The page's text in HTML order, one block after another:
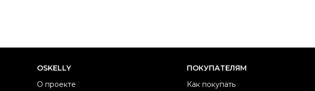
OSKELLY
О проекте
ПОКУПАТЕЛЯМ
Как покупать